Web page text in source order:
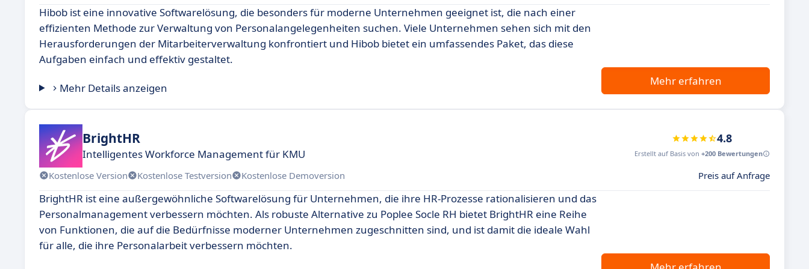
Hibob ist eine innovative Softwarelösung, die besonders für moderne Unternehmen geeignet ist, die nach einer
effizienten Methode zur Verwaltung von Personalangelegenheiten suchen. Viele Unternehmen sehen sich mit den
Herausforderungen der Mitarbeiterverwaltung konfrontiert und Hibob bietet ein umfassendes Paket, das diese
Aufgaben einfach und effektiv gestaltet.
Mehr Details anzeigen
Mehr erfahren
BrightHR
Intelligentes Workforce Management für KMU
4.8
Erstellt auf Basis von +200 Bewertungen
Kostenlose Version Kostenlose Testversion Kostenlose Demoversion Preis auf Anfrage
BrightHR ist eine außergewöhnliche Softwarelösung für Unternehmen, die ihre HR-Prozesse rationalisieren und das
Personalmanagement verbessern möchten. Als robuste Alternative zu Poplee Socle RH bietet BrightHR eine Reihe
von Funktionen, die auf die Bedürfnisse moderner Unternehmen zugeschnitten sind, und ist damit die ideale Wahl
für alle, die ihre Personalarbeit verbessern möchten.